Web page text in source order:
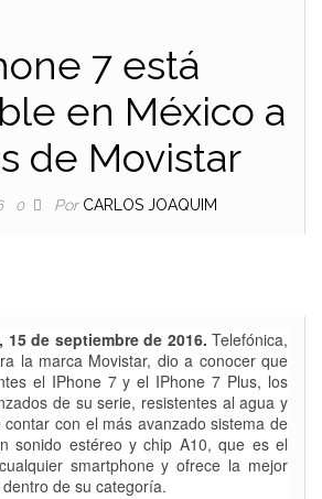
7 está
en México a
de Movistar
0 Por CARLOS JOAQUIM
de septiembre de 2016. Telefónica,
la marca Movistar, dio a conocer que
el IPhone 7 y el IPhone 7 Plus, los
de su serie, resistentes al agua y
con el más avanzado sistema de
sonido estéreo y chip A10, que es el
smartphone y ofrece la mejor
de su categoría.